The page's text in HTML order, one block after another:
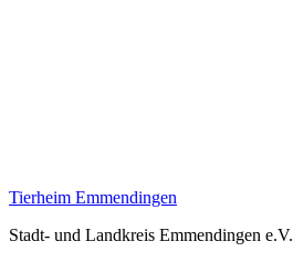
Tierheim Emmendingen
Stadt- und Landkreis Emmendingen e.V.